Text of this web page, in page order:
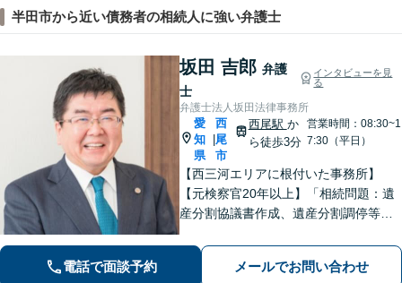
半田市から近い債務者の相続人に強い弁護士
坂田 吉郎 弁護
士
インタビューを見
る
弁護士法人坂田法律事務所
愛
知
県
西
尾
市
西尾駅 か
ら徒歩3分
営業時間：08:30~1
7:30（平日）
【西三河エリアに根付いた事務所】
【元検察官20年以上】「相続問題：遺
産分割協議書作成、遺産分割調停等を
税理士・社労士がいます】不当解雇・
未払い残業代・就業規則の整備など対
電話で面談予約 メールでお問い合わせ